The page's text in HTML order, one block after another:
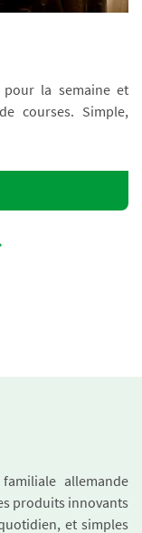
pour la semaine et
courses. Simple,
allemande
produits innovants
et simples